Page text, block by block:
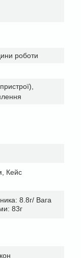
роботи
Кейс
8.8г/ Вага
83г